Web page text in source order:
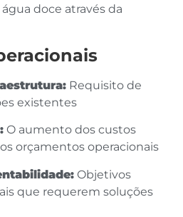
doce através da
Requisito de
existentes
O aumento dos custos
orçamentos operacionais
Objetivos
que requerem soluções